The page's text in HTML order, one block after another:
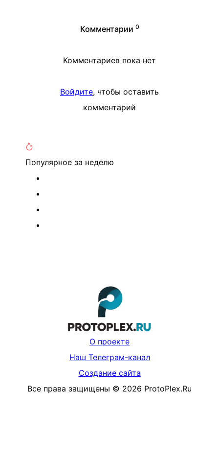
Комментарии 0
Комментариев пока нет
Войдите, чтобы оставить
комментарий
Популярное за неделю
О проекте
Наш Телеграм-канал
Создание сайта
Все права защищены © 2026 ProtoPlex.Ru